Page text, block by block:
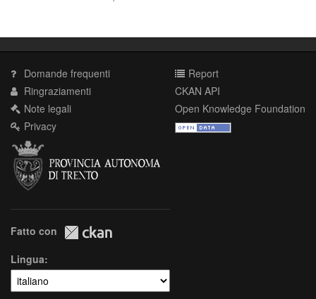
Domande frequenti
Ringraziamenti
Note legali
Privacy
Report
CKAN API
Open Knowledge Foundation
Fatto con
Lingua